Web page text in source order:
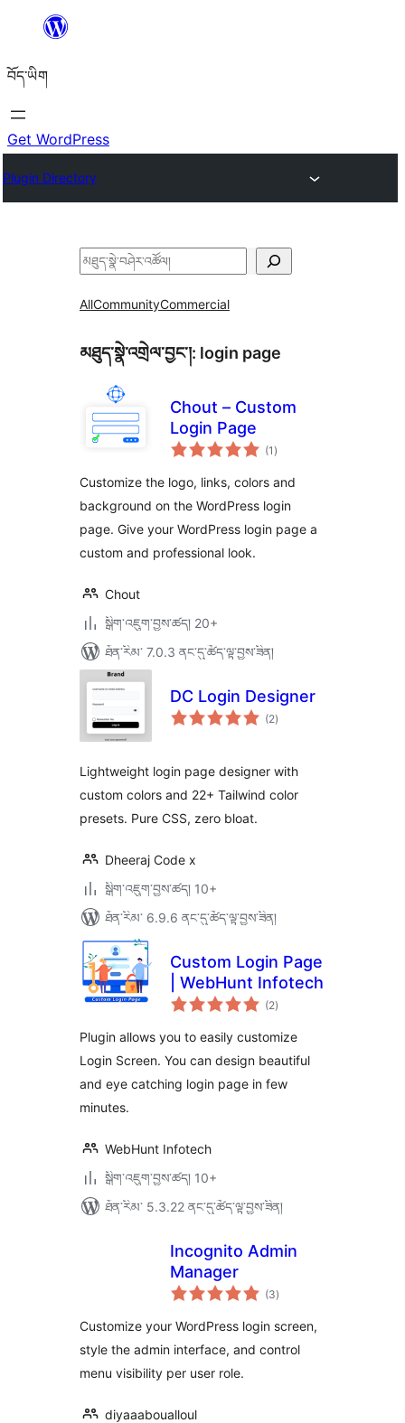
content
བོད་ཡིག
Get WordPress
Plugin Directory
བཤེར་
AllCommunityCommercial
མཐུད་སྣེ་འགྲེལ་བྱང་།: login page
Chout – Custom
Login Page
(1 གདེང་
འཇོག་
ཚང་།
)
Customize the logo, links, colors and
background on the WordPress login
page. Give your WordPress login page a
custom and professional look.
Chout
སྒྲིག་འཇུག་བྱས་ཚད། 20+
ཐོན་རིམ་ 7.0.3 ནང་དུ་ཚོད་ལྟ་བྱས་ཟིན།
DC Login Designer
(2གདེང་
འཇོག་
)
Lightweight login page designer with
custom colors and 22+ Tailwind color
presets. Pure CSS, zero bloat.
Dheeraj Code x
སྒྲིག་འཇུག་བྱས་ཚད། 10+
ཐོན་རིམ་ 6.9.6 ནང་དུ་ཚོད་ལྟ་བྱས་ཟིན།
Custom Login Page
| WebHunt Infotech
(2གདེང་
འཇོག་
ཚང་།
)
Plugin allows you to easily customize
Login Screen. You can design beautiful
and eye catching login page in few
minutes.
WebHunt Infotech
སྒྲིག་འཇུག་བྱས་ཚད། 10+
ཐོན་རིམ་ 5.3.22 ནང་དུ་ཚོད་ལྟ་བྱས་ཟིན།
Incognito Admin
Manager
(3གདེང་
འཇོག་
ཚང་།
)
Customize your WordPress login screen,
style the admin interface, and control
menu visibility per user role.
diyaaaboualloul